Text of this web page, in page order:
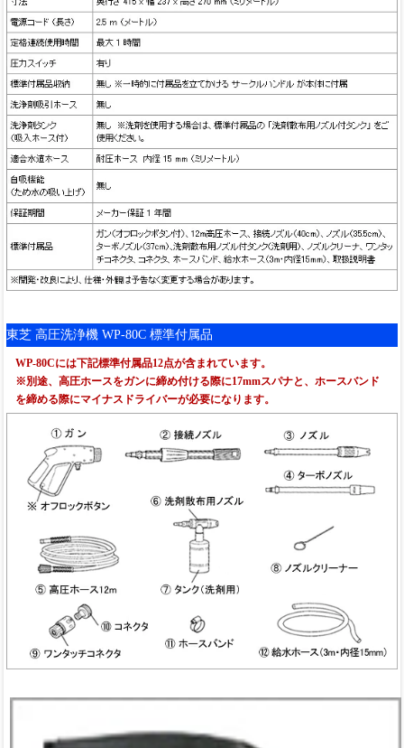
東芝 高圧洗浄機 WP-80C 標準付属品
WP-80Cには下記標準付属品12点が含まれています。
※別途、高圧ホースをガンに締め付ける際に17mmスパナと、ホースバンド
を締める際にマイナスドライバーが必要になります。